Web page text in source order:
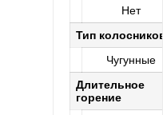
Нет
Тип
Чугунные
Длительное
горение